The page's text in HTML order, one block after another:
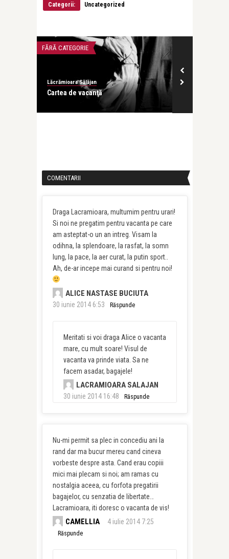
Categorii: Uncategorized
FĂRĂ CATEGORIE
Lăcrămioara Sălăjan
Cartea de vacanţă
COMENTARII
Draga Lacramioara, multumim pentru urari!
Si noi ne pregatim pentru vacanta pe care
am asteptat-o un an intreg. Visam la
odihna, la splendoare, la rasfat, la somn
lung, la pace, la aer curat, la putin sport..
Ah, de-ar incepe mai curand si pentru noi!
ALICE NASTASE BUCIUTA
30 iunie 2014 6:53 Răspunde
Meritati si voi draga Alice o vacanta
mare, cu mult soare! Visul de
vacanta va prinde viata. Sa ne
facem asadar, bagajele!
LACRAMIOARA SALAJAN
30 iunie 2014 16:48 Răspunde
Nu-mi permit sa plec in concediu ani la
rand dar ma bucur mereu cand cineva
vorbeste despre asta. Cand erau copiii
mici mai plecam si noi; am ramas cu
nostalgia aceea, cu forfota pregatirii
bagajelor, cu senzatia de libertate…
Lacramioara, iti doresc o vacanta de vis!
CAMELLIA 4 iulie 2014 7:25
Răspunde